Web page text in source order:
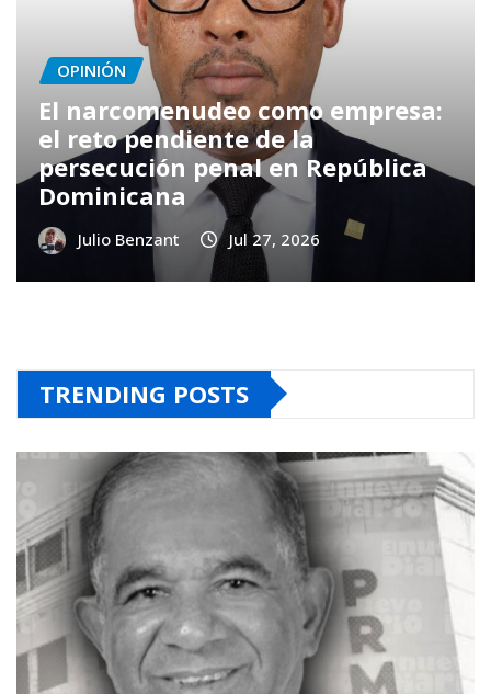
OPINIÓN
El narcomenudeo como empresa:
el reto pendiente de la
persecución penal en República
Dominicana
Julio Benzant Jul 27, 2026
TRENDING POSTS